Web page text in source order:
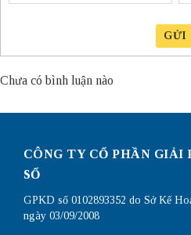
GỬI
Chưa có bình luận nào
CÔNG TY CỔ PHẦN GIẢI
SỐ
GPKD số 0102893352 do Sở Kế
ngày 03/09/2008